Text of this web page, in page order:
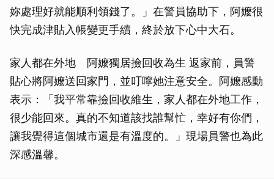
妳處理好就能順利領錢了。」在警員協助下，阿嬤很
快完成津貼入帳變更手續，終於放下心中大石。
家人都在外地 阿嬤獨居撿回收為生 返家前，員警
貼心將阿嬤送回家門，並叮嚀她注意安全。阿嬤感動
表示：「我平常靠撿回收維生，家人都在外地工作，
很少能回來。真的不知道該找誰幫忙，幸好有你們，
讓我覺得這個城市還是有溫度的。」現場員警也為此
深感溫馨。